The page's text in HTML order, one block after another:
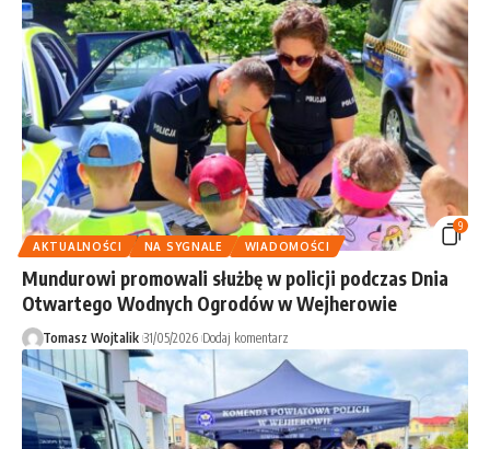
9
AKTUALNOŚCI
NA SYGNALE WIADOMOŚCI
Mundurowi promowali służbę w policji podczas Dnia
Otwartego Wodnych Ogrodów w Wejherowie
Tomasz Wojtalik 31/05/2026 Dodaj komentarz